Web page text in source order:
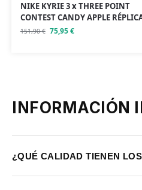
NIKE KYRIE 3 x THREE POINT
CONTEST CANDY APPLE
151,90€ 75,95€
INFORMACIÓN
¿QUÉ CALIDAD TIENEN